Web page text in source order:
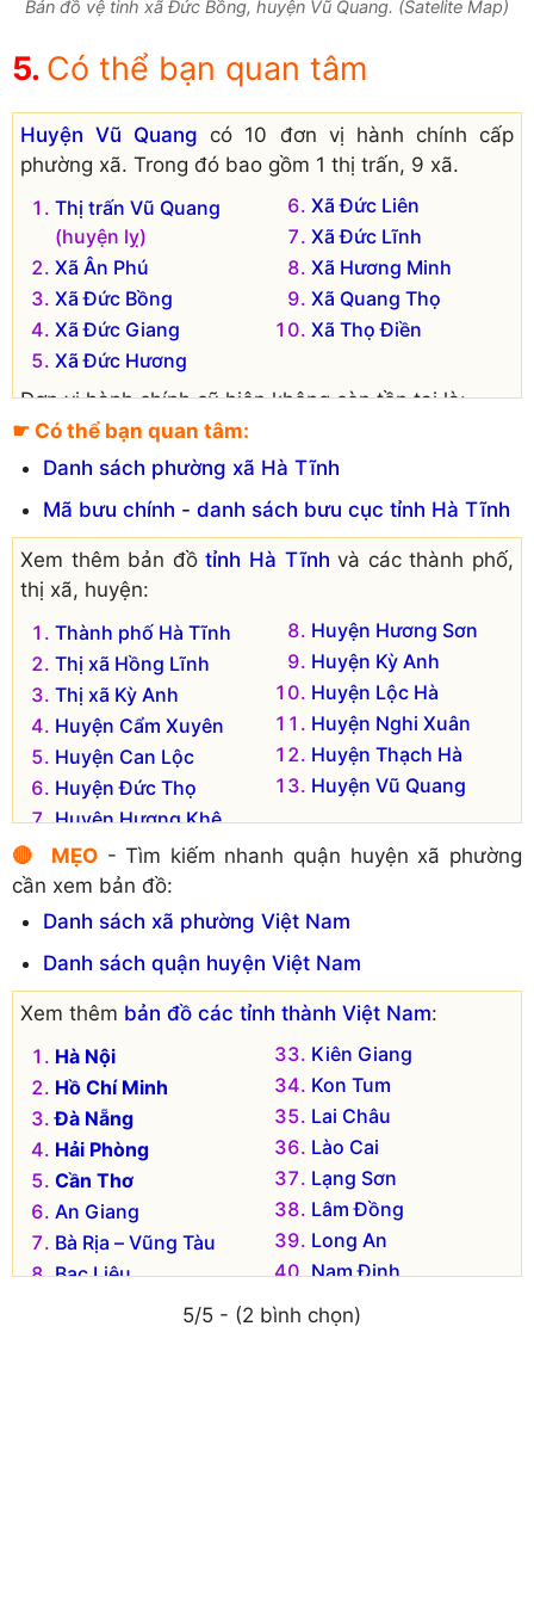
Bản đồ vệ tinh xã Đức Bồng, huyện Vũ Quang. (Satelite Map)
Có thể bạn quan tâm
Huyện Vũ Quang có 10 đơn vị hành chính cấp
phường xã. Trong đó bao gồm 1 thị trấn, 9 xã.
Thị trấn Vũ Quang
(huyện lỵ)
Xã Ân Phú
Xã Đức Bồng
Xã Đức Giang
Xã Đức Hương
Xã Đức Liên
Xã Đức Lĩnh
Xã Hương Minh
Xã Quang Thọ
Xã Thọ Điền
Đơn vị hành chính cũ hiện không còn tồn tại là:
Xã Hương Điền
Xã Hương Quang
Xã Sơn Thọ
☛ Có thể bạn quan tâm:
Danh sách phường xã Hà Tĩnh
Mã bưu chính - danh sách bưu cục tỉnh Hà Tĩnh
Xem thêm bản đồtỉnh Hà Tĩnh và các thành phố,
thị xã, huyện:
Thành phố Hà Tĩnh
Thị xã Hồng Lĩnh
Thị xã Kỳ Anh
Huyện Cẩm Xuyên
Huyện Can Lộc
Huyện Đức Thọ
Huyện Hương Khê
Huyện Hương Sơn
Huyện Kỳ Anh
Huyện Lộc Hà
Huyện Nghi Xuân
Huyện Thạch Hà
Huyện Vũ Quang
🔴 MẸO- Tìm kiếm nhanh quận huyện xã phường
cần xem bản đồ:
Danh sách xã phường Việt Nam
Danh sách quận huyện Việt Nam
Xem thêm bản đồ các tỉnh thành Việt Nam:
Hà Nội
Hồ Chí Minh
Đà Nẵng
Hải Phòng
Cần Thơ
An Giang
Bà Rịa – Vũng Tàu
Bạc Liêu
Kiên Giang
Kon Tum
Lai Châu
Lào Cai
Lạng Sơn
Lâm Đồng
Long An
Nam Định
Nghệ An
Ninh Bình
5/5 - (2 bình chọn)